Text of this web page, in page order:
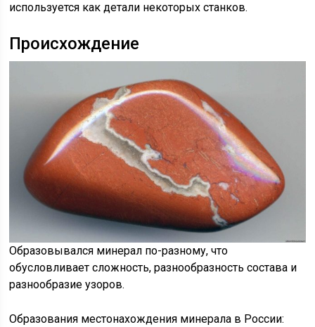
используется как детали некоторых станков.
Происхождение
Образовывался минерал по-разному, что
обусловливает сложность, разнообразность состава и
разнообразие узоров.
Образования местонахождения минерала в России: